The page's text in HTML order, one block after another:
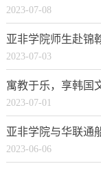
2023-07-08
2023-07-03
2023-07-01
亚非学院与华联通
2023-06-06